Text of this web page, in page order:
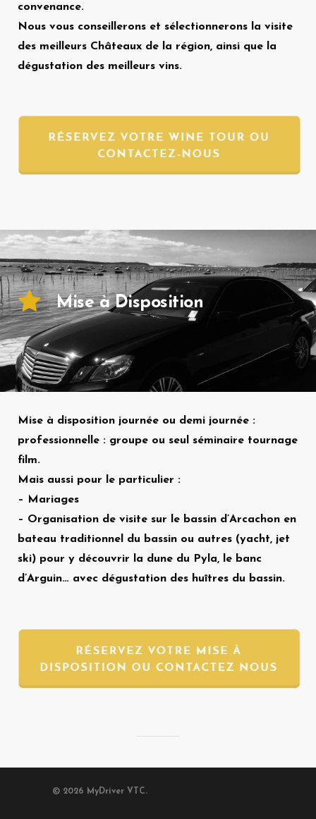
convenance.
Nous vous conseillerons et sélectionnerons la visite
des meilleurs Châteaux de la région, ainsi que la
dégustation des meilleurs vins.
Mise à Disposition
Mise à disposition journée ou demi journée :
professionnelle : groupe ou seul séminaire tournage
film.
Mais aussi pour le particulier :
– Mariages
– Organisation de visite sur le bassin d’Arcachon en
bateau traditionnel du bassin ou autres (yacht, jet
ski) pour y découvrir la dune du Pyla, le banc
d’Arguin… avec dégustation des huîtres du bassin.
© 2026 MyDriver VTC.